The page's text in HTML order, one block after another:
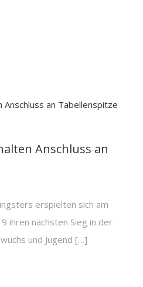
Anschluss an
erspielten sich am
ihren nächsten Sieg in der
und Jugend […]